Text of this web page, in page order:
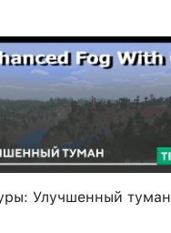
Улучшенный туман